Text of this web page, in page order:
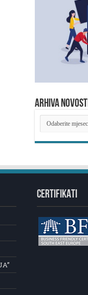
ARHIVA NOVOSTI
ARHIVA
NOVOSTI
CERTIFIKATI